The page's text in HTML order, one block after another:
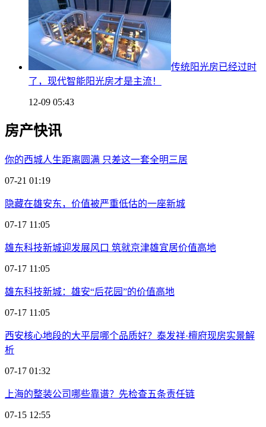
传统阳光房已经过时
了，现代智能阳光房才是主流！
12-09 05:43
房产快讯
你的西城人生距离圆满 只差这一套全明三居
07-21 01:19
隐藏在雄安东，价值被严重低估的一座新城
07-17 11:05
雄东科技新城迎发展风口 筑就京津雄宜居价值高地
07-17 11:05
雄东科技新城：雄安“后花园”的价值高地
07-17 11:05
西安核心地段的大平层哪个品质好？泰发祥·檀府现房实景解
析
07-17 01:32
上海的整装公司哪些靠谱？先检查五条责任链
07-15 12:55